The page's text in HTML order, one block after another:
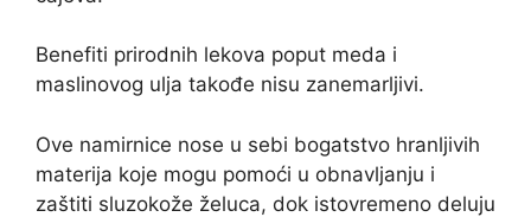
Benefiti prirodnih lekova poput meda i
maslinovog ulja takođe nisu zanemarljivi.
Ove namirnice nose u sebi bogatstvo hranljivih
materija koje mogu pomoći u obnavljanju i
zaštiti sluzokože želuca, dok istovremeno deluju